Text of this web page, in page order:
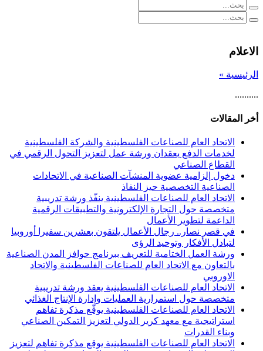
الاعلام
الرئيسية »
..........
أخر المقالات
الاتحاد العام للصناعات الفلسطينية والشركة الفلسطينية
لخدمات الدفع يعقدان ورشة عمل لتعزيز التحول الرقمي في
القطاع الصناعي
دخول إلزامية عضوية المنشآت الصناعية في الاتحادات
الصناعية التخصصية حيز النفاذ
الاتحاد العام للصناعات الفلسطينية ينفّذ ورشة تدريبية
متخصصة حول التجارة الإلكترونية والتطبيقات الرقمية
الداعمة لتطوير الأعمال
في قصر نصار.. رجال الأعمال يلتقون بعشرين سفيرا أوروبيا
لتبادل الأفكار وتوحيد الرؤى
ورشة العمل الختامية للتعريف ببرنامج حوافز المدن الصناعية
بالتعاون مع الاتحاد العام للصناعات الفلسطينية والاتحاد
الاوروبي
الاتحاد العام للصناعات الفلسطينية يعقد ورشة تدريبية
متخصصة حول استمرارية العمليات وإدارة الإنتاج الغذائي
الاتحاد العام للصناعات الفلسطينية يوقّع مذكرة تفاهم
استراتيجية مع معهد كرير الدولي لتعزيز التمكين الصناعي
وبناء القدرات
الاتحاد العام للصناعات الفلسطينية يوقع مذكرة تفاهم لتعزيز